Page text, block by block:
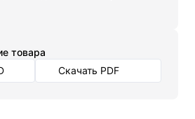
товара
Скачать PDF